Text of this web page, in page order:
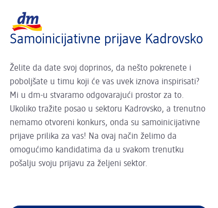
Samoinicijativne prijave Kadrovsko
Želite da date svoj doprinos, da nešto pokrenete i
poboljšate u timu koji će vas uvek iznova inspirisati?
Mi u dm-u stvaramo odgovarajući prostor za to.
Ukoliko tražite posao u sektoru Kadrovsko, a trenutno
nemamo otvoreni konkurs, onda su samoinicijativne
prijave prilika za vas! Na ovaj način želimo da
omogućimo kandidatima da u svakom trenutku
pošalju svoju prijavu za željeni sektor.